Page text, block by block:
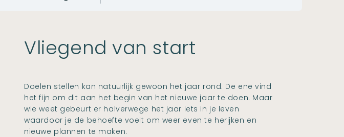
Vliegend van start
Doelen stellen kan natuurlijk gewoon het jaar rond. De ene vind
het fijn om dit aan het begin van het nieuwe jaar te doen. Maar
wie weet gebeurt er halverwege het jaar iets in je leven
waardoor je de behoefte voelt om weer even te herijken en
nieuwe plannen te maken.